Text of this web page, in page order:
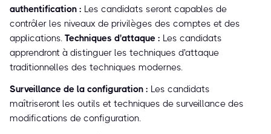
authentification : Les candidats seront capables de
contrôler les niveaux de privilèges des comptes et des
applications. Techniques d'attaque : Les candidats
apprendront à distinguer les techniques d'attaque
traditionnelles des techniques modernes.
Surveillance de la configuration : Les candidats
maîtriseront les outils et techniques de surveillance des
modifications de configuration.